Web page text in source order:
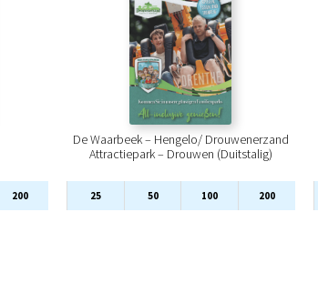
200
De Waarbeek – Hengelo/ Drouwenerzand
Attractiepark – Drouwen (Duitstalig)
25 50 100 200